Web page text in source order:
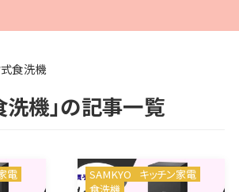
食洗機
洗機」の記事一覧
電
SAMKYO
キッチン家電
食洗機